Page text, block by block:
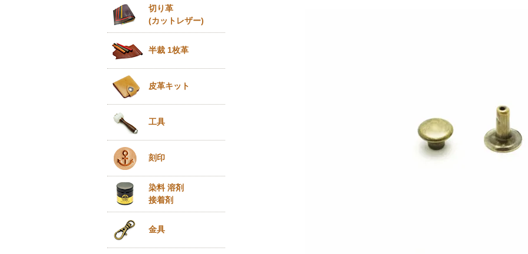
切り革
(カットレザー)
半裁 1枚革
皮革キット
工具
刻印
染料 溶剤
接着剤
金具